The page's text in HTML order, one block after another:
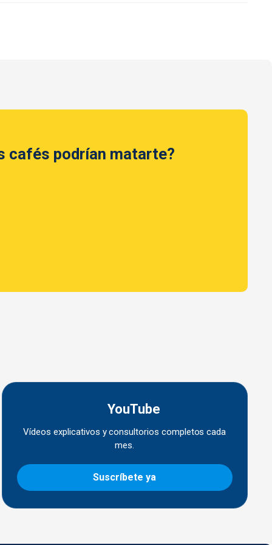
cafés podrían matarte?
YouTube
Vídeos explicativos y consultorios completos cada
mes.
Suscríbete ya